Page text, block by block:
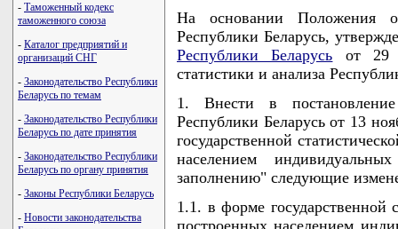
- Таможенный кодекс
таможенного союза
- Каталог предприятий и
организаций СНГ
- Законодательство Республики
Беларусь по темам
- Законодательство Республики
Беларусь по дате принятия
- Законодательство Республики
Беларусь по органу принятия
- Законы Республики Беларусь
- Новости законодательства
На основании Положения
Республики Беларусь,
Республики Беларусь от 29
статистики и анализа
1. Внести в
Республики Беларусь от 13
государственной
населением
заполнению" следующие
1.1. в форме государственной
построенных населением